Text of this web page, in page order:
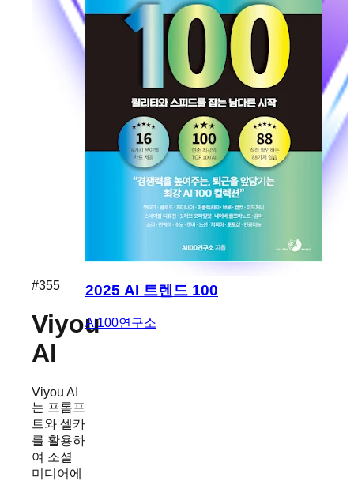
#355
Viyou
AI
Viyou AI
는 프롬프
트와 셀카
를 활용하
여 소셜
미디어에
2025 AI 트렌드 100
Ai100연구소